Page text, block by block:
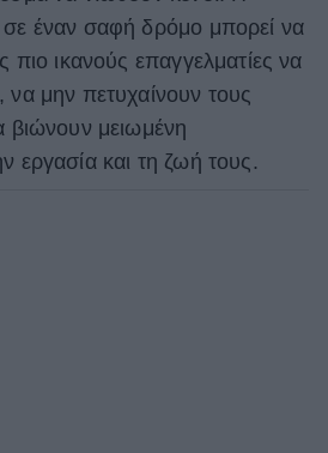
σε έναν σαφή δρόμο μπορεί να
πιο ικανούς επαγγελματίες να
μην πετυχαίνουν τους
βιώνουν μειωμένη
εργασία και τη ζωή τους.